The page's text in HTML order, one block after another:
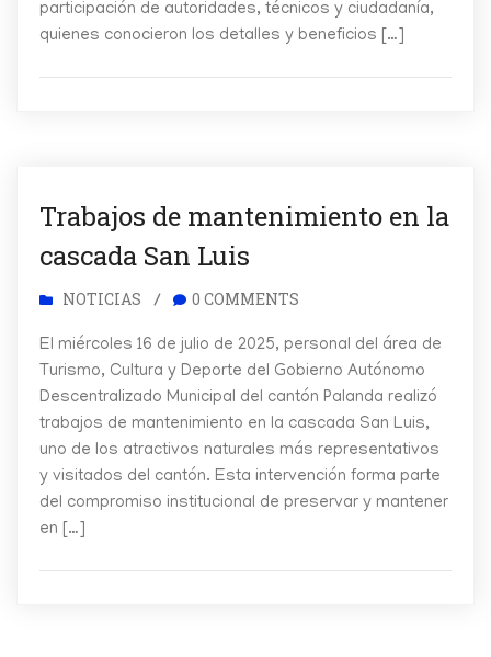
participación de autoridades, técnicos y ciudadanía,
quienes conocieron los detalles y beneficios […]
Trabajos de mantenimiento en la
cascada San Luis
NOTICIAS / 0 COMMENTS
El miércoles 16 de julio de 2025, personal del área de
Turismo, Cultura y Deporte del Gobierno Autónomo
Descentralizado Municipal del cantón Palanda realizó
trabajos de mantenimiento en la cascada San Luis,
uno de los atractivos naturales más representativos
y visitados del cantón. Esta intervención forma parte
del compromiso institucional de preservar y mantener
en […]